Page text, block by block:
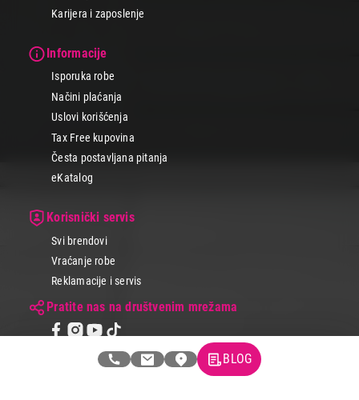
Karijera i zaposlenje
Informacije
Isporuka robe
Načini plaćanja
Uslovi korišćenja
Tax Free kupovina
Česta postavljana pitanja
eKatalog
Korisnički servis
Svi brendovi
Vraćanje robe
Reklamacije i servis
Pratite nas na društvenim mrežama
BLOG